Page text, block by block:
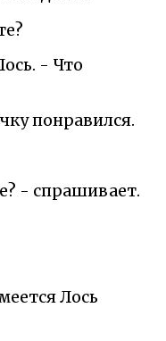
- Что
понравился.
- спрашивает.
Лось